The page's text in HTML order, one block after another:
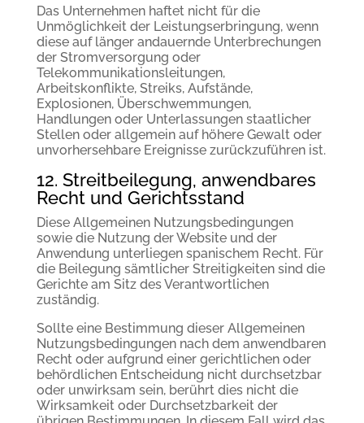
Das Unternehmen haftet nicht für die
Unmöglichkeit der Leistungserbringung, wenn
diese auf länger andauernde Unterbrechungen
der Stromversorgung oder
Telekommunikationsleitungen,
Arbeitskonflikte, Streiks, Aufstände,
Explosionen, Überschwemmungen,
Handlungen oder Unterlassungen staatlicher
Stellen oder allgemein auf höhere Gewalt oder
unvorhersehbare Ereignisse zurückzuführen ist.
12. Streitbeilegung, anwendbares
Recht und Gerichtsstand
Diese Allgemeinen Nutzungsbedingungen
sowie die Nutzung der Website und der
Anwendung unterliegen spanischem Recht. Für
die Beilegung sämtlicher Streitigkeiten sind die
Gerichte am Sitz des Verantwortlichen
zuständig.
Sollte eine Bestimmung dieser Allgemeinen
Nutzungsbedingungen nach dem anwendbaren
Recht oder aufgrund einer gerichtlichen oder
behördlichen Entscheidung nicht durchsetzbar
oder unwirksam sein, berührt dies nicht die
Wirksamkeit oder Durchsetzbarkeit der